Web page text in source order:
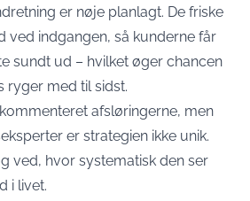
er nøje planlagt. De friske
ved indgangen, så kunderne får
sundt ud – hvilket øger chancen
ryger med til sidst.
afsløringerne, men
er strategien ikke unik.
ved, hvor systematisk den ser
i livet.